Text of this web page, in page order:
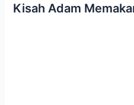
Kisah Adam